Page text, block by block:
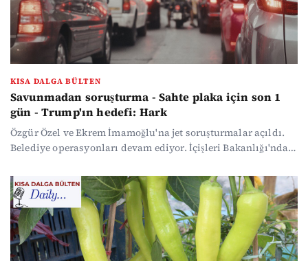
KISA DALGA BÜLTEN
Savunmadan soruşturma - Sahte plaka için son 1
gün - Trump'ın hedefi: Hark
Özgür Özel ve Ekrem İmamoğlu'na jet soruşturmalar açıldı.
Belediye operasyonları devam ediyor. İçişleri Bakanlığı'ndan
ceza uygulanacak. Savaşta karşılıklı saldırılar sürüyor.
Trump ise İran'ın petrolünü istediğini söyledi hedefini
açıkladı: Hark adası... Haber yoğunluğunda kaybolmak
istemeyenler için gündemin öne çıkan başlıklarını
özetledik...